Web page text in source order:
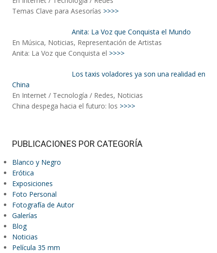
Temas Clave para Asesorías >>>>
Anita: La Voz que Conquista el Mundo
En Música, Noticias, Representación de Artistas
Anita: La Voz que Conquista el >>>>
Los taxis voladores ya son una realidad en
China
En Internet / Tecnología / Redes, Noticias
China despega hacia el futuro: los >>>>
PUBLICACIONES POR CATEGORÍA
Blanco y Negro
Erótica
Exposiciones
Foto Personal
Fotografía de Autor
Galerías
Blog
Noticias
Película 35 mm